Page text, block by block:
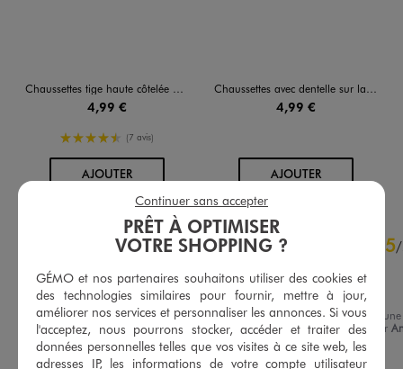
Chaussettes tige haute côtelée bébé garçon - LuluCastagnette (lot de 2)
4,99 €
4.5/5 de moyenne
(7 avis)
AJOUTERAU PANIER
Chaussettes avec dentelle sur la tige bébé fille (lot de 2) - LuluCastagnette
4,99 €
AJOUTERAU PANIER
4.7/5
Basé sur22 avis soumis à un
contrôle
Voir tous les avis sur ce site
5/
Très joli
Avis du08/02/2026 , suite à une
expérience du26/01/2026 par
Utile(0) Signaler
PRÊT À OPTIMISER
VOTRE SHOPPING ?
GÉMO et nos partenaires souhaitons utiliser des cookies et
des technologies similaires pour fournir, mettre à jour,
améliorer nos services et personnaliser les annonces. Si vous
l'acceptez, nous pourrons stocker, accéder et traiter des
données personnelles telles que vos visites à ce site web, les
adresses IP, les informations de votre compte utilisateur
Continuer sans accepter